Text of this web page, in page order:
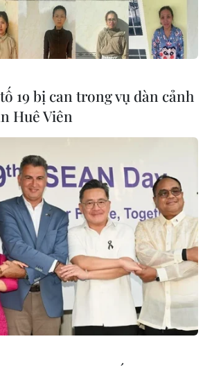
19 bị can trong vụ dàn cảnh
Huê Viên